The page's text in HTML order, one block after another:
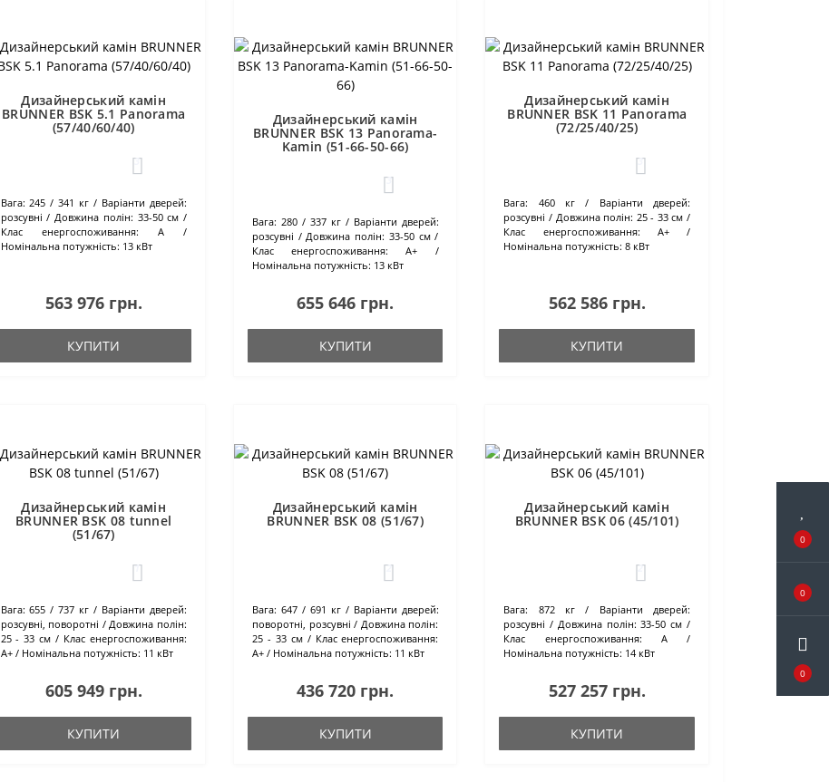
0
0
0
Дизайнерський камін
BRUNNER BSK 5.1 Panorama
(57/40/60/40)
3
Вага: 245 / 341 кг
Варіанти дверей:
розсувні
Довжина полін: 33-50 см
Клас енергоспоживання:
А
Номінальна потужність: 13 кВт
563 976 грн.
КУПИТИ
Дизайнерський камін
BRUNNER BSK 13 Panorama-
Kamin (51-66-50-66)
3
Вага: 280 / 337 кг
Варіанти дверей:
розсувні
Довжина полін: 33-50 см
Клас енергоспоживання:
А+
Номінальна потужність: 13 кВт
655 646 грн.
КУПИТИ
Дизайнерський камін
BRUNNER BSK 11 Panorama
(72/25/40/25)
3
Вага: 460 кг
Варіанти дверей:
розсувні
Довжина полін: 25 - 33 см
Клас енергоспоживання:
А+
Номінальна потужність: 8 кВт
562 586 грн.
КУПИТИ
Дизайнерський камін
BRUNNER BSK 08 tunnel
(51/67)
1
Вага: 655 / 737 кг
Варіанти дверей:
розсувні, поворотні
Довжина полін:
25 - 33 см
Клас енергоспоживання:
А+
Номінальна потужність: 11 кВт
605 949 грн.
КУПИТИ
Дизайнерський камін
BRUNNER BSK 08 (51/67)
2
Вага: 647 / 691 кг
Варіанти дверей:
поворотні, розсувні Довжина полін:
25 - 33 см
Клас енергоспоживання:
А+
Номінальна потужність: 11 кВт
436 720 грн.
КУПИТИ
Дизайнерський камін
BRUNNER BSK 06 (45/101)
2
Вага: 872 кг
Варіанти дверей:
розсувні
Довжина полін: 33-50 см
Клас енергоспоживання:
А
Номінальна потужність: 14 кВт
527 257 грн.
КУПИТИ